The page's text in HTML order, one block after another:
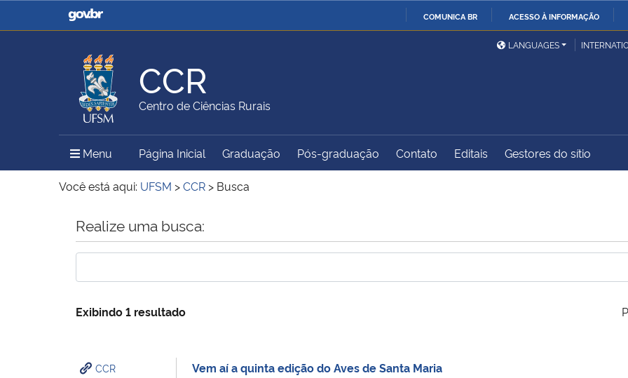
COMUNICA BR ACESSO À INFORMAÇÃO
Casa Civil
Ministério da Justiça e
Ministério da Defesa
Ministério das Relações
Exteriores
Ministério da Agricultura,
Pecuária e Abastecimento
Ministério da Educação
Ministério do Meio Ambiente Ministério do Turismo
Ministério do
Controladoria-Geral da
LANGUAGES
CCR
Centro de Ciências Rurais
Menu Menu Principal do Sítio
Página Inicial Graduação Pós-graduação Contato Editais Gestores do sítio
Você está aqui: UFSM >CCR > Busca
Início do conteúdo
Realize uma busca:
Exibindo 1 resultado
CCR
Vem aí a quinta edição do Aves de Santa Maria